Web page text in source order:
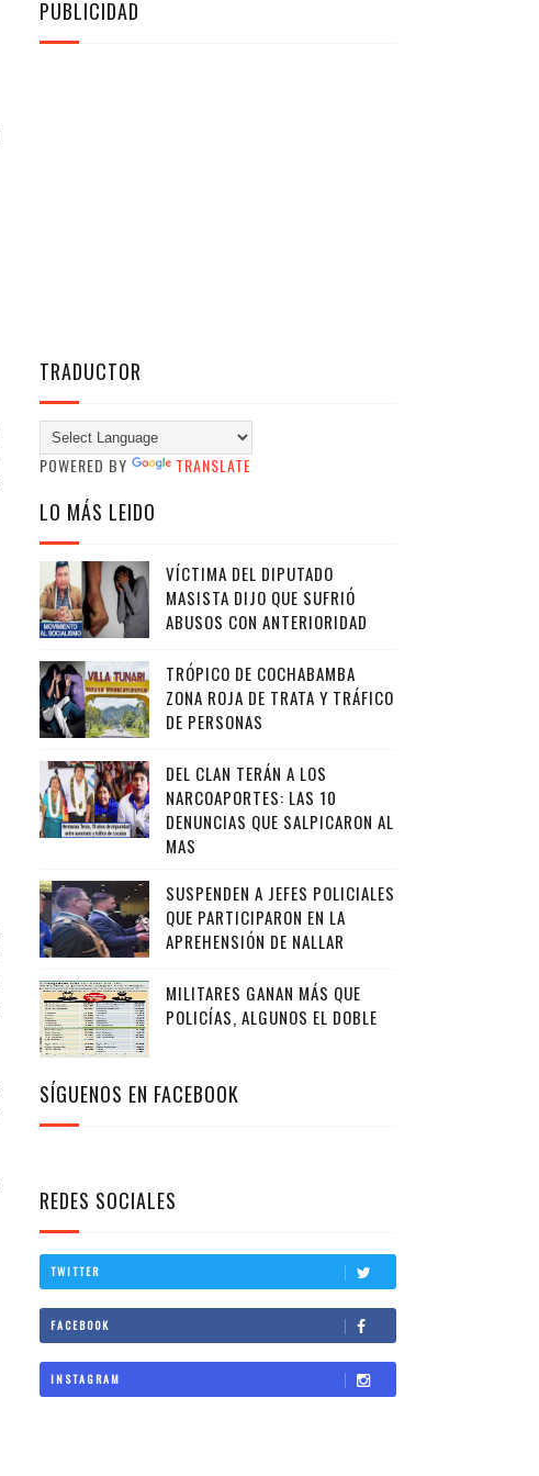
PUBLICIDAD
TRADUCTOR
POWERED BY TRANSLATE
LO MÁS LEIDO
VÍCTIMA DEL DIPUTADO
MASISTA DIJO QUE SUFRIÓ
ABUSOS CON ANTERIORIDAD
TRÓPICO DE COCHABAMBA
ZONA ROJA DE TRATA Y TRÁFICO
DE PERSONAS
DEL CLAN TERÁN A LOS
NARCOAPORTES: LAS 10
DENUNCIAS QUE SALPICARON AL
MAS
SUSPENDEN A JEFES POLICIALES
QUE PARTICIPARON EN LA
APREHENSIÓN DE NALLAR
MILITARES GANAN MÁS QUE
POLICÍAS, ALGUNOS EL DOBLE
SÍGUENOS EN FACEBOOK
REDES SOCIALES
TWITTER
FACEBOOK
INSTAGRAM